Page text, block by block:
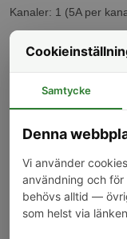
Kanaler: 1 (5A per
Material: PC V0
Wi-Fi: IEEE 802.11 b/
Strömförsörjning: 100-
Storlek: 86 x 86 mm
Samtycke
Denna
Vi använder
användning och
behövs alltid —
som helst via